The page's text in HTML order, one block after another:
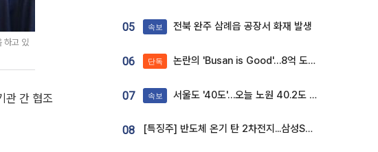
하고 있
관 간 협조
05 속보 전북 완주 삼례읍 공장서 화재 발생
06 단독 논란의 'Busan is Good'…8억 도시브랜드, 용산 대통령실 CI 업체가 수행
07 속보 서울도 '40도'…오늘 노원 40.2도 기록
08 [특징주] 반도체 온기 탄 2차전지...삼성SDI, 장 초반 7% 넘게 껑충